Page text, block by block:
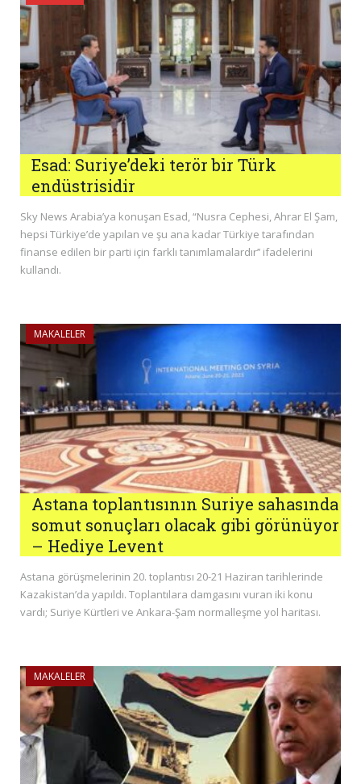
Esad: Suriye’deki terör bir Türk
endüstrisidir
Sky News Arabia’ya konuşan Esad, “Nusra Cephesi, Ahrar El Şam,
hepsi Türkiye’de yapılan ve şu ana kadar Türkiye tarafından
finanse edilen bir parti için farklı tanımlamalardır’’ ifadelerini
kullandı.
MAKALELER
Astana toplantısının Suriye sahasında
somut sonuçları olacak gibi görünüyor
– Hediye Levent
Astana görüşmelerinin 20. toplantısı 20-21 Haziran tarihlerinde
Kazakistan’da yapıldı. Toplantılara damgasını vuran iki konu
vardı; Suriye Kürtleri ve Ankara-Şam normalleşme yol haritası.
MAKALELER